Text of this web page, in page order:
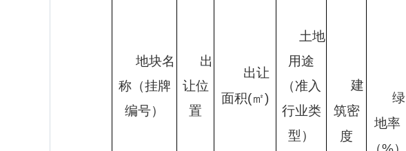
地块名
称（挂牌
编号）
出
让位
置
出让
面积(㎡)
土地
用途
（准入
行业类
型）
建
筑密
度
绿
地率